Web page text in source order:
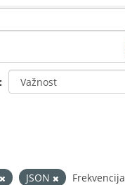
JSON
Frekvencija